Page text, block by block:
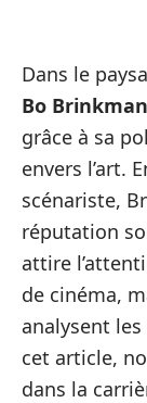
Dans le
Bo Brinkman
grâce à sa
envers l’art.
scénariste,
réputation
attire
de cinéma,
analysent
cet article,
dans la